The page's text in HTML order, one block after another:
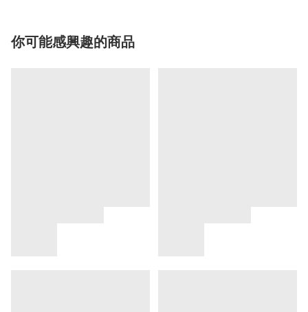
你可能感興趣的商品